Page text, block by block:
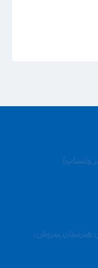
هنرستان سروش،